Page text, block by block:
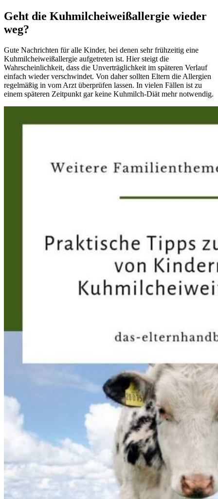
Geht die Kuhmilcheiweißallergie wieder
weg?
Gute Nachrichten für alle Kinder, bei denen sehr frühzeitig eine
Kuhmilcheiweißallergie aufgetreten ist. Hier steigt die
Wahrscheinlichkeit, dass die Unverträglichkeit im späteren Verlauf
einfach wieder verschwindet. Von daher sollten Eltern die Allergien
regelmäßig in vom Arzt überprüfen lassen. In vielen Fällen ist zu
einem späteren Zeitpunkt gar keine Kuhmilch-Diät mehr notwendig.